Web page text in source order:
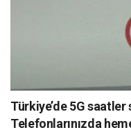
Türkiye’de 5G
Telefonlarınızda